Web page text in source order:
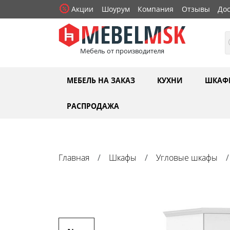
Акции Шоурум Компания Отзывы
Мебель от производителя
МЕБЕЛЬ НА ЗАКАЗ КУХНИ
РАСПРОДАЖА
Главная Шкафы Угловые шкафы